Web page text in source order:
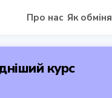
Про нас Як
курс